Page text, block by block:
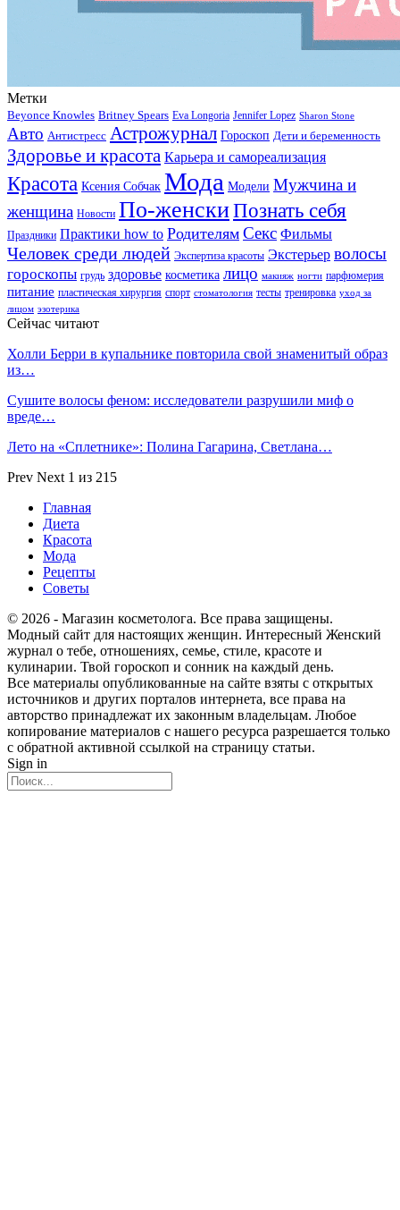
Метки
Beyonce Knowles Britney Spears Eva Longoria Jennifer Lopez Sharon Stone
Авто Антистресс Астрожурнал Гороскоп Дети и беременность
Здоровье и красота Карьера и самореализация
Красота Ксения Собчак Мода Модели Мужчина и
женщина Новости По-женскиПознать себя
Праздники Практики how to Родителям Секс Фильмы
Человек среди людей Экспертиза красоты Экстерьер волосы
гороскопы грудь здоровье косметика лицо макияж ногти парфюмерия
питание пластическая хирургия спорт стоматология тесты тренировка уход за
лицом эзотерика
Сейчас читают
Холли Берри в купальнике повторила свой знаменитый образ
из…
Сушите волосы феном: исследователи разрушили миф о
вреде…
Лето на «Сплетнике»: Полина Гагарина, Светлана…
Prev Next 1 из 215
Главная
Диета
Красота
Мода
Рецепты
Советы
© 2026 - Магазин косметолога. Все права защищены.
Модный сайт для настоящих женщин. Интересный Женский
журнал о тебе, отношениях, семье, стиле, красоте и
кулинарии. Твой гороскоп и сонник на каждый день.
Все материалы опубликованные на сайте взяты с открытых
источников и других порталов интернета, все права на
авторство принадлежат их законным владельцам. Любое
копирование материалов с нашего ресурса разрешается только
с обратной активной ссылкой на страницу статьи.
Sign in